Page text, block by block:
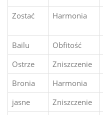
Zostać
Harmonia
Bailu
Obfitość
Ostrze
Zniszczenie
Bronia
Harmonia
jasne
Zniszczenie